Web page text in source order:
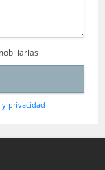
privacidad